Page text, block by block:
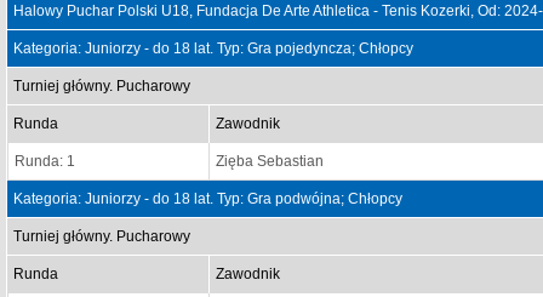
Halowy Puchar Polski U18, Fundacja De Arte Athletica - Tenis Kozerki, Od:
Kategoria: Juniorzy - do 18 lat. Typ: Gra pojedyncza; Chłopcy
Turniej główny. Pucharowy
Runda Zawodnik
Runda: 1 Zięba Sebastian
Kategoria: Juniorzy - do 18 lat. Typ: Gra podwójna; Chłopcy
Turniej główny. Pucharowy
Runda Zawodnik